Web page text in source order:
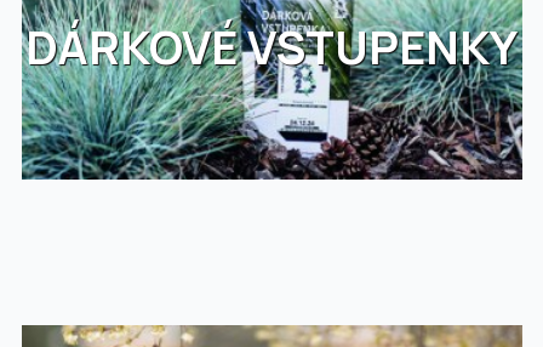
DÁRKOVÉ VSTUPENKY